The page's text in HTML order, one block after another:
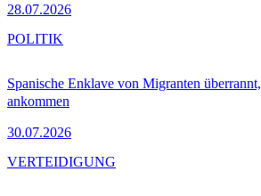
28.07.2026
Spanische Enklave von Migranten
ankommen
30.07.2026
POLITIK
VERTEIDIGUNG